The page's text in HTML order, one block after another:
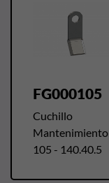
FG000105
Cuchillo
Mantenimiento
105 - 140.40.5